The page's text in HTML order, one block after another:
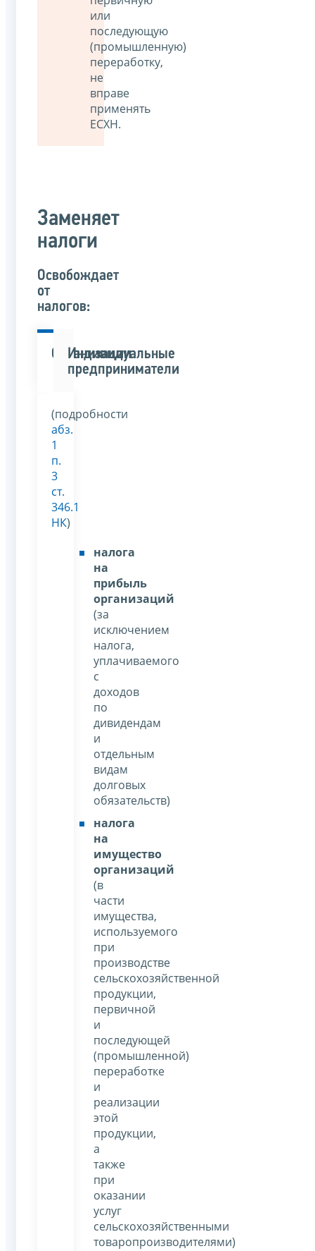
или
последующую
(промышленную)
переработку,
не
вправе
применять
ЕСХН.
Заменяет
налоги
Освобождает
от
налогов:
Организации
Индивидуальные
предприниматели
(подробности
абз.
1
п.
3
ст.
346.1
НК)
налога
на
прибыль
организаций
(за
исключением
налога,
уплачиваемого
с
доходов
по
дивидендам
и
отдельным
видам
долговых
обязательств)
налога
на
имущество
организаций
(в
части
имущества,
используемого
при
производстве
сельскохозяйственной
продукции,
первичной
и
последующей
(промышленной)
переработке
и
реализации
этой
продукции,
а
также
при
оказании
услуг
сельскохозяйственными
товаропроизводителями)